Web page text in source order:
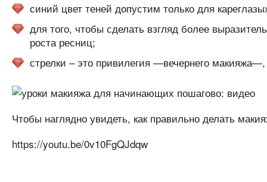
синий цвет теней допустим только для
для того, чтобы сделать взгляд более
роста ресниц;
стрелки – это привилегия —вечернего макияжа—,
Чтобы наглядно увидеть, как правильно делать
https://youtu.be/0v10FgQJdqw